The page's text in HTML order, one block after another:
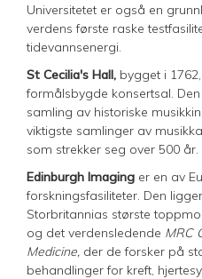
Universitetet er også en
verdens første raske
tidevannsenergi.
St Cecilia's Hall, bygget i
formålsbygde konsertsal.
samling av historiske
viktigste samlinger av
som strekker seg over 500 år.
Edinburgh Imaging er en av
forskningsfasiliteter. Den
Storbritannias største
og det verdensledende MRC
Medicine, der de forsker på
behandlinger for kreft,